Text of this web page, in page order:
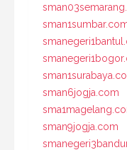
sman6jogja.com
sman9jogja.com